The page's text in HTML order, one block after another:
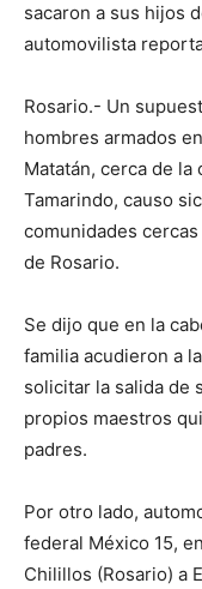
sacaron a sus hijos
automovilista
Rosario.- Un
hombres armados
Matatán, cerca de la
Tamarindo, causo
comunidades
de Rosario.
Se dijo que en la
familia acudieron a
solicitar la salida de
propios maestros
padres.
Por otro lado,
federal México 15,
Chilillos (Rosario) a